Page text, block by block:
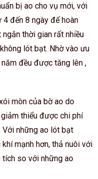
bị ao cho vụ mới, với
đến 8 ngày để hoàn
ngắn thời gian rất nhiều
lót bạt. Nhờ vào ưu
đều được tăng lên ,
mòn của bờ ao do
thiểu được chi phí
Với những ao lót bạt
mạnh hơn, thả nuôi với
tích so với những ao